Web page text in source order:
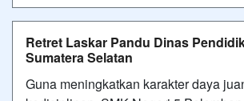
Retret Laskar Pandu Dinas
Sumatera Selatan
Guna meningkatkan karakter daya